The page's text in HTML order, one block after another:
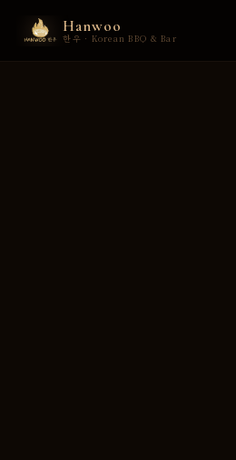
Hanwoo
한우 · Korean BBQ & Bar